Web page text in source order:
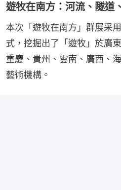
遊牧在南方：河流、隧道
本次「遊牧在南方」群展采
式，挖掘出了「遊牧」於廣
重慶、貴州、雲南、廣西、
藝術機構。